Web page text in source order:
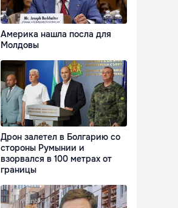
Америка нашла посла для
Молдовы
Дрон залетел в Болгарию со
стороны Румынии и
взорвался в 100 метрах от
границы